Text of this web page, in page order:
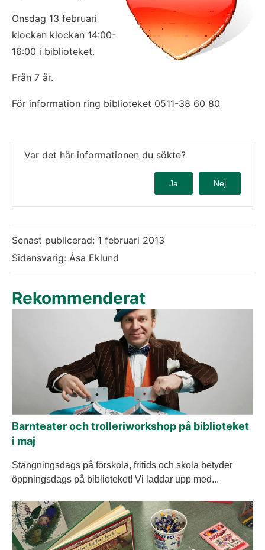
Onsdag 13 februari
klockan klockan 14:00-
16:00 i biblioteket.
Från 7 år.
För information ring biblioteket 0511-38 60 80
Var det här informationen du sökte?
Ja Nej
Senast publicerad: 1 februari 2013
Sidansvarig: Åsa Eklund
Rekommenderat
Barnteater och trolleriworkshop på biblioteket
i maj
Stängningsdags på förskola, fritids och skola betyder
öppningsdags på biblioteket! Vi laddar upp med...